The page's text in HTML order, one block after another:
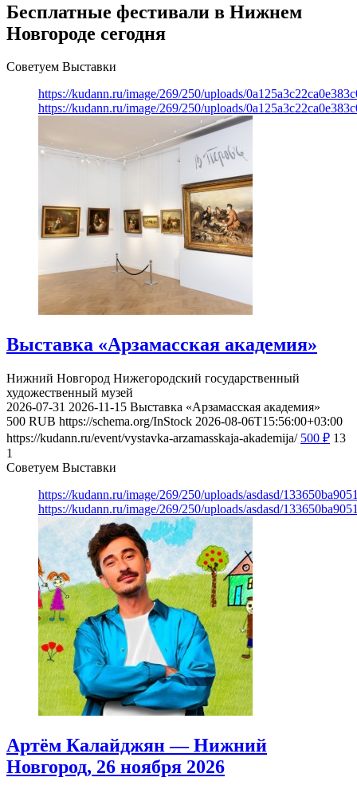
Бесплатные фестивали в Нижнем
Новгороде сегодня
Советуем Выставки
https://kudann.ru/image/269/250/uploads/
https://kudann.ru/image/269/250/uploads/
Выставка «Арзамасская академия»
Нижний Новгород Нижегородский государственный
художественный музей
2026-07-31 2026-11-15 Выставка «Арзамасская академия»
500 RUB https://schema.org/InStock 2026-08-06T15:56:00+03:00
https://kudann.ru/event/vystavka-arzamasskaja-akademija/ 500 ₽ 13
1
Советуем Выставки
https://kudann.ru/image/269/250/uploads/asdasd/
https://kudann.ru/image/269/250/uploads/asdasd/
Артём Калайджян — Нижний
Новгород, 26 ноября 2026